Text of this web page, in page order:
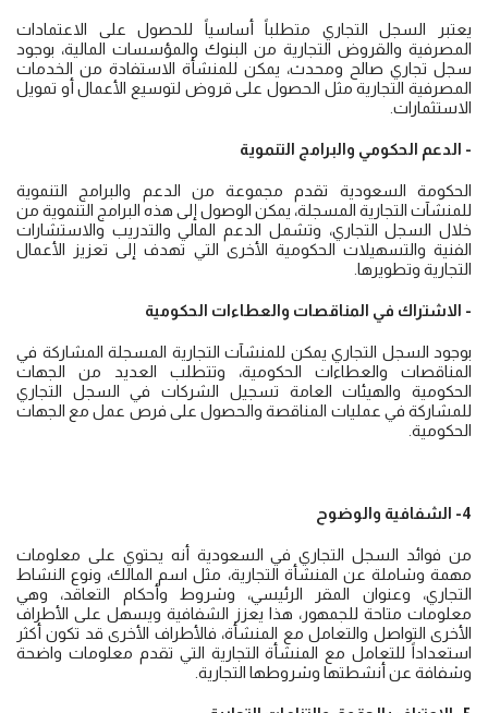
يعتبر السجل التجاري متطلباً أساسياً للحصول على الاعتمادات
المصرفية والقروض التجارية من البنوك والمؤسسات المالية، بوجود
سجل تجاري صالح ومحدث، يمكن للمنشأة الاستفادة من الخدمات
المصرفية التجارية مثل الحصول على قروض لتوسيع الأعمال أو تمويل
الاستثمارات.
- الدعم الحكومي والبرامج التنموية
الحكومة السعودية تقدم مجموعة من الدعم والبرامج التنموية
للمنشآت التجارية المسجلة، يمكن الوصول إلى هذه البرامج التنموية من
خلال السجل التجاري، وتشمل الدعم المالي والتدريب والاستشارات
الفنية والتسهيلات الحكومية الأخرى التي تهدف إلى تعزيز الأعمال
التجارية وتطويرها.
- الاشتراك في المناقصات والعطاءات الحكومية
بوجود السجل التجاري يمكن للمنشآت التجارية المسجلة المشاركة في
المناقصات والعطاءات الحكومية، وتتطلب العديد من الجهات
الحكومية والهيئات العامة تسجيل الشركات في السجل التجاري
للمشاركة في عمليات المناقصة والحصول على فرص عمل مع الجهات
الحكومية.
4- الشفافية والوضوح
من فوائد السجل التجاري في السعودية أنه يحتوي على معلومات
مهمة وشاملة عن المنشأة التجارية، مثل اسم المالك، ونوع النشاط
التجاري، وعنوان المقر الرئيسي، وشروط وأحكام التعاقد، وهي
معلومات متاحة للجمهور، هذا يعزز الشفافية ويسهل على الأطراف
الأخرى التواصل والتعامل مع المنشأة، فالأطراف الأخرى قد تكون أكثر
استعداداً للتعامل مع المنشأة التجارية التي تقدم معلومات واضحة
وشفافة عن أنشطتها وشروطها التجارية.